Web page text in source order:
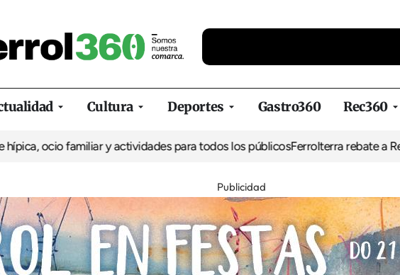
Cultura Deportes Gastro360 Rec360
familiar y actividades para todos los públicosFerrolterra rebate a Renfe y
Publicidad